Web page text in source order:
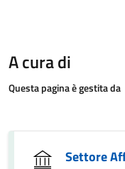
A cura di
Questa pagina è gestita da
Settore